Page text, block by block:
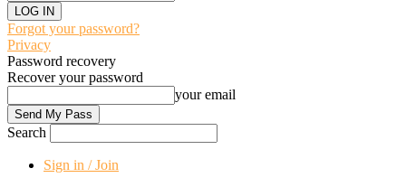
Forgot your password?
Privacy
Password recovery
Recover your password
your email
Search
Sign in / Join